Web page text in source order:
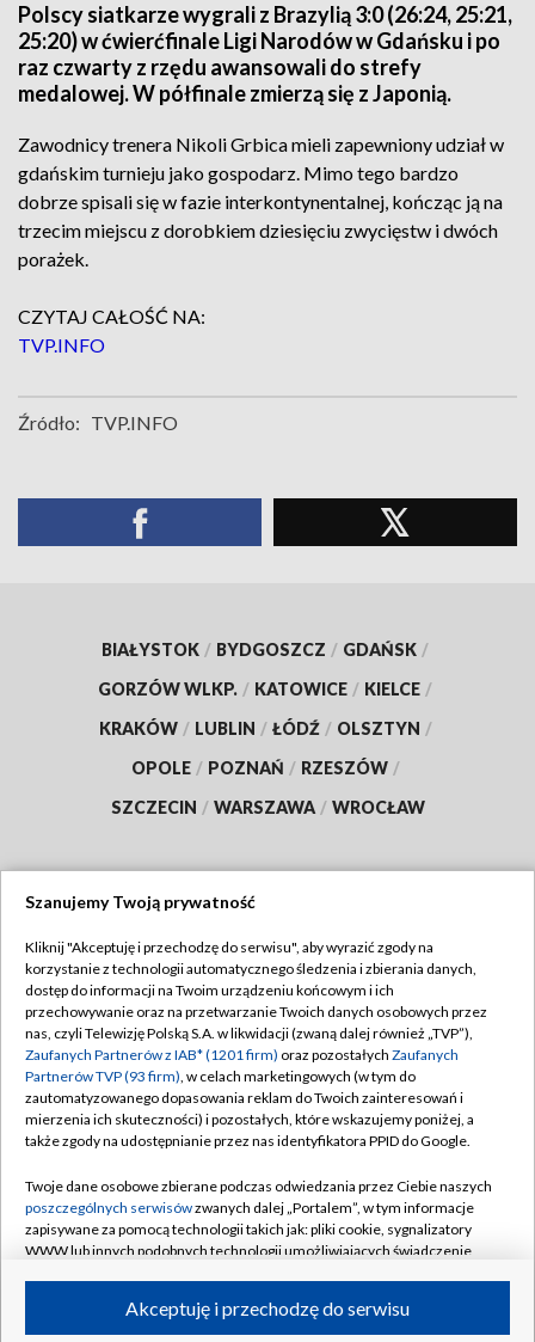
Polscy siatkarze wygrali z Brazylią 3:0 (26:24, 25:21,
25:20) w ćwierćfinale Ligi Narodów w Gdańsku i po
raz czwarty z rzędu awansowali do strefy
medalowej. W półfinale zmierzą się z Japonią.
Zawodnicy trenera Nikoli Grbica mieli zapewniony udział w
gdańskim turnieju jako gospodarz. Mimo tego bardzo
dobrze spisali się w fazie interkontynentalnej, kończąc ją na
trzecim miejscu z dorobkiem dziesięciu zwycięstw i dwóch
porażek.
CZYTAJ CAŁOŚĆ NA:
TVP.INFO
Źródło: TVP.INFO
BIAŁYSTOK / BYDGOSZCZ / GDAŃSK /
GORZÓW WLKP. / KATOWICE / KIELCE /
KRAKÓW / LUBLIN / ŁÓDŹ / OLSZTYN /
OPOLE / POZNAŃ / RZESZÓW /
SZCZECIN / WARSZAWA / WROCŁAW
TVP
Abonament TVP
Emisja w TVP
Centrum informacji TVP
Naziemna Telewizja Cyfrowa
Rada Programowa
System NOS
Informacje o nadawcy
Program dla prasy
Regulamin TVP
Polityka prywatności
Moje zgody
Pomoc
Kontakt
Kanały
Szanujemy Twoją prywatność
Kliknij "Akceptuję i przechodzę do serwisu", aby wyrazić zgody na
korzystanie z technologii automatycznego śledzenia i zbierania danych,
dostęp do informacji na Twoim urządzeniu końcowym i ich
przechowywanie oraz na przetwarzanie Twoich danych osobowych przez
nas, czyli Telewizję Polską S.A. w likwidacji (zwaną dalej również „TVP”),
Zaufanych Partnerów z IAB* (1201 firm) oraz pozostałych Zaufanych
Partnerów TVP (93 firm), w celach marketingowych (w tym do
zautomatyzowanego dopasowania reklam do Twoich zainteresowań i
mierzenia ich skuteczności) i pozostałych, które wskazujemy poniżej, a
także zgody na udostępnianie przez nas identyfikatora PPID do Google.
Twoje dane osobowe zbierane podczas odwiedzania przez Ciebie naszych
poszczególnych serwisówzwanych dalej „Portalem”, w tym informacje
zapisywane za pomocą technologii takich jak: pliki cookie, sygnalizatory
WWW lub innych podobnych technologii umożliwiających świadczenie
ruchu w Internecie.Akceptuję i przechodzę do serwisu